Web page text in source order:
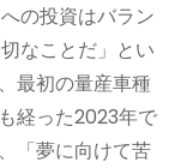
の投資はバラン
なことだ」とい
最初の量産車種
経った2023年で
「夢に向けて苦